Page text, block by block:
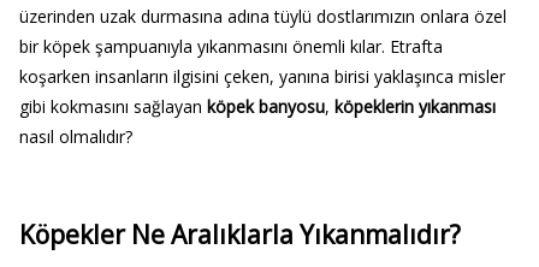
üzerinden uzak durmasına adına tüylü dostlarımızın onlara özel
bir köpek şampuanıyla yıkanmasını önemli kılar. Etrafta
koşarken insanların ilgisini çeken, yanına birisi yaklaşınca misler
gibi kokmasını sağlayan köpek banyosu, köpeklerin yıkanması
nasıl olmalıdır?
Köpekler Ne Aralıklarla Yıkanmalıdır?